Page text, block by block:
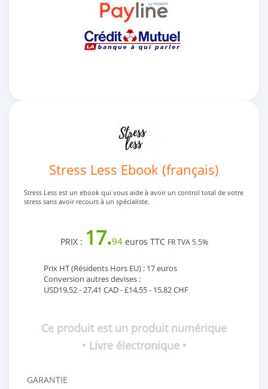
Stress Less Ebook (français)
Stress Less est un ebook qui vous aide à avoir un control total de votre
stress sans avoir recours à un spécialiste.
PRIX : 17.94euros TTC FR TVA 5.5%
Prix HT (Résidents Hors EU) : 17 euros
Conversion autres devises :
USD19,52 - 27,41 CAD - £14,55 - 15,82 CHF
Ce produit est un produit numérique
• Livre électronique •
GARANTIE